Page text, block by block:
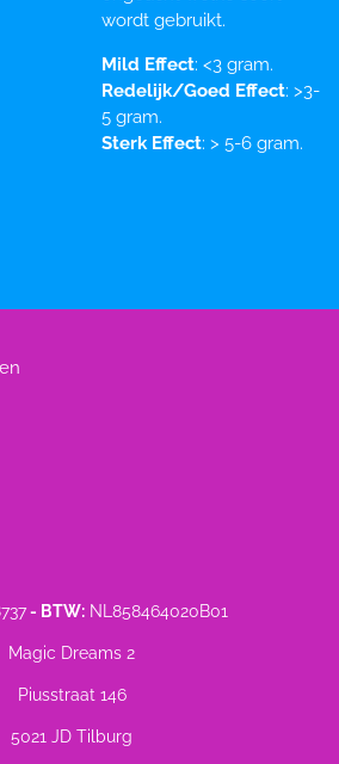
wordt gebruikt.
Mild Effect: <3 gram.
Redelijk/Goed Effect: >3-
5 gram.
Sterk Effect: > 5-6 gram.
- BTW: NL858464020B01
Magic Dreams 2
Piusstraat 146
5021 JD Tilburg